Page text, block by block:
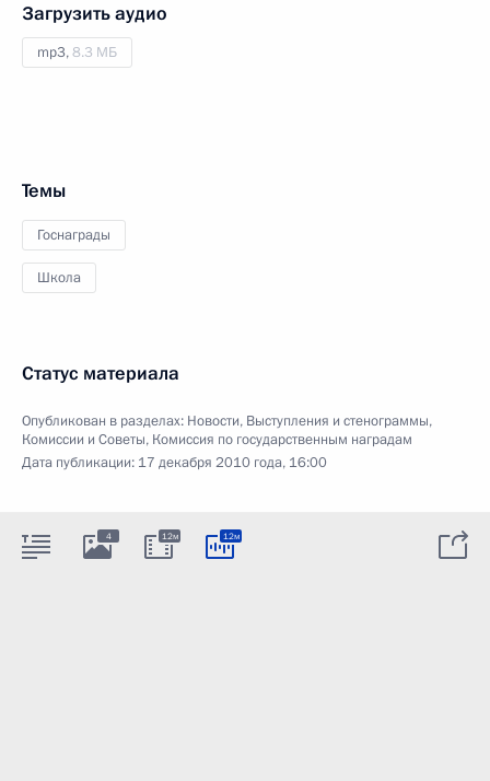
Загрузить аудио
mp3,8.3 МБ
Темы
Госнаграды
Школа
Статус материала
Опубликован в разделах: Новости, Выступления и стенограммы,
Комиссии и Советы, Комиссия по государственным наградам
Дата публикации: 17 декабря 2010 года, 16:00
4 12м 12м